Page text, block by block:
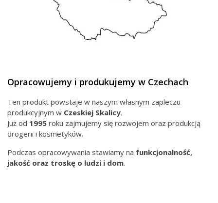
Opracowujemy i produkujemy w Czechach
Ten produkt powstaje w naszym własnym zapleczu
produkcyjnym w Czeskiej Skalicy.
Już od 1995 roku zajmujemy się rozwojem oraz produkcją
drogerii i kosmetyków.
Podczas opracowywania stawiamy na funkcjonalność,
jakość oraz troskę o ludzi i dom.